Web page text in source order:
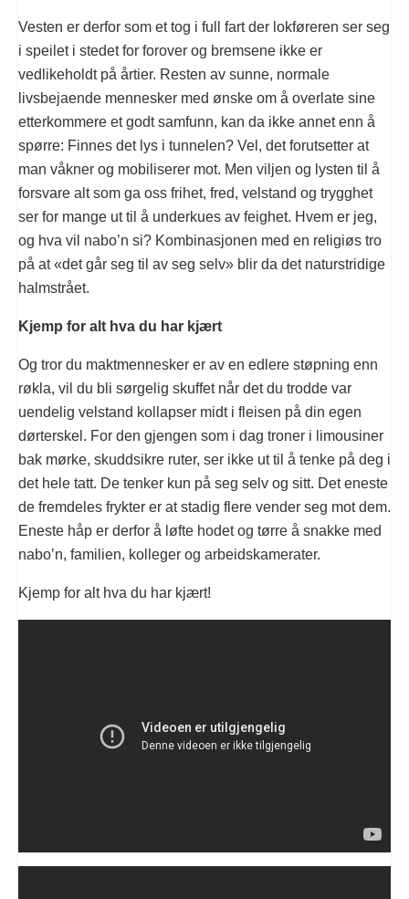
Vesten er derfor som et tog i full fart der lokføreren ser seg
i speilet i stedet for forover og bremsene ikke er
vedlikeholdt på årtier. Resten av sunne, normale
livsbejaende mennesker med ønske om å overlate sine
etterkommere et godt samfunn, kan da ikke annet enn å
spørre: Finnes det lys i tunnelen? Vel, det forutsetter at
man våkner og mobiliserer mot. Men viljen og lysten til å
forsvare alt som ga oss frihet, fred, velstand og trygghet
ser for mange ut til å underkues av feighet. Hvem er jeg,
og hva vil nabo’n si? Kombinasjonen med en religiøs tro
på at «det går seg til av seg selv» blir da det naturstridige
halmstrået.
Kjemp for alt hva du har kjært
Og tror du maktmennesker er av en edlere støpning enn
røkla, vil du bli sørgelig skuffet når det du trodde var
uendelig velstand kollapser midt i fleisen på din egen
dørterskel. For den gjengen som i dag troner i limousiner
bak mørke, skuddsikre ruter, ser ikke ut til å tenke på deg i
det hele tatt. De tenker kun på seg selv og sitt. Det eneste
de fremdeles frykter er at stadig flere vender seg mot dem.
Eneste håp er derfor å løfte hodet og tørre å snakke med
nabo’n, familien, kolleger og arbeidskamerater.
Kjemp for alt hva du har kjært!